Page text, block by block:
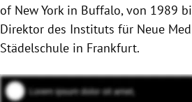
of New York in Buffalo, von 1989
Direktor des Instituts für Neue
Städelschule in Frankfurt.